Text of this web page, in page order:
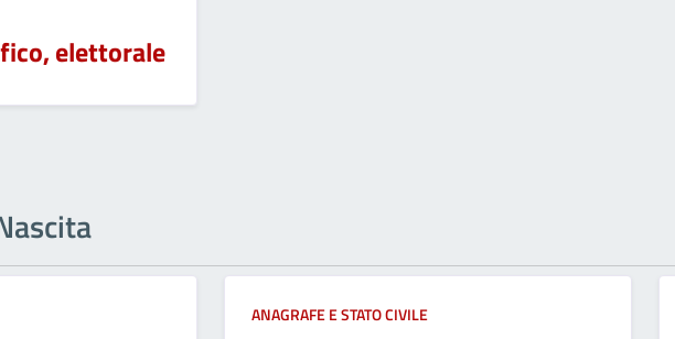
elettorale
ANAGRAFE E STATO CIVILE